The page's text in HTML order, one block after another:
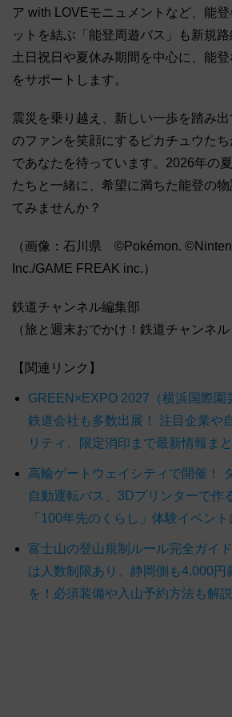
ア with LOVEモニュメントなど、能
ットを結ぶ「能登周遊バス」も新規路
土日祝日や夏休み期間を中心に、能
をサポートします。
震災を乗り越え、新しい一歩を踏み
のファンを笑顔にするピカチュウた
であなたを待っています。2026年の
たちと一緒に、希望に満ちた能登の
てみませんか？
（画像：石川県 ©Pokémon.
Inc./GAME FREAK inc.）
鉄道チャンネル編集部
（旅と週末おでかけ！鉄道チャンネル
【関連リンク】
GREEN×EXPO 2027（横浜国際園
鉄道会社も多数出展！ 注目企業や
リティ、限定消印まで最新情報ま
高輪ゲートウェイシティで開催！
自動運転バス、3Dプリンターで作
「100年先のくらし」体験イベント
富士山の登山規制ルール完全ガイ
は人数制限あり、静岡側も4,000円
を！必須装備や入山予約方法も解説